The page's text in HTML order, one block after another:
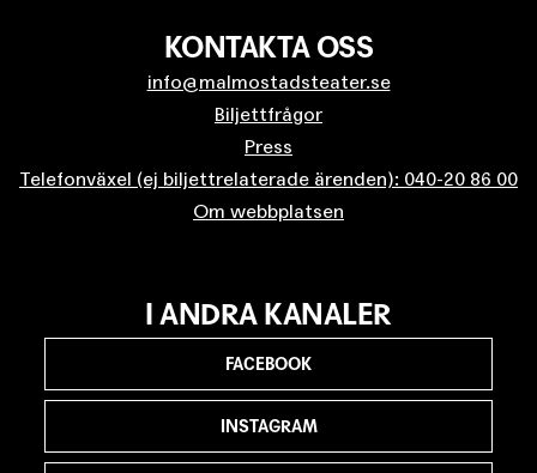
KONTAKTA OSS
info@malmostadsteater.se
Biljettfrågor
Press
Telefonväxel (ej biljettrelaterade ärenden): 040-20 86 00
Om webbplatsen
I ANDRA KANALER
FACEBOOK
INSTAGRAM